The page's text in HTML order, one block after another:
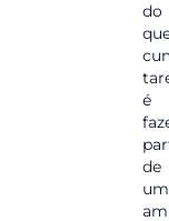
do
é
de
um